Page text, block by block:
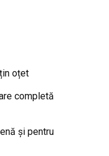
oțet
completă
și pentru